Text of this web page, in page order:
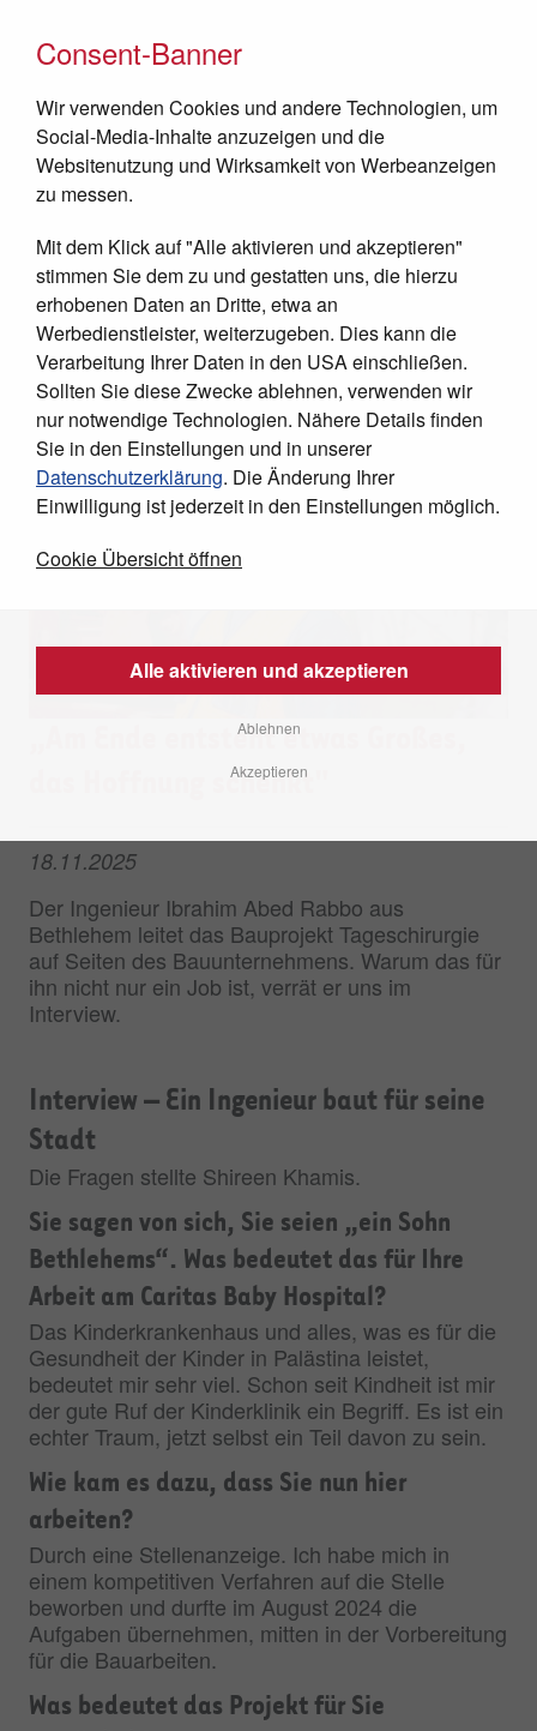
JETZT SPENDEN
„Am Ende entsteht etwas Großes,
das Hoffnung schenkt"
18.11.2025
Der Ingenieur Ibrahim Abed Rabbo aus
Bethlehem leitet das Bauprojekt Tageschirurgie
auf Seiten des Bauunternehmens. Warum das für
ihn nicht nur ein Job ist, verrät er uns im
Interview.
Interview – Ein Ingenieur baut für seine
Stadt
Die Fragen stellte Shireen Khamis.
Sie sagen von sich, Sie seien „ein Sohn
Bethlehems“. Was bedeutet das für Ihre
Arbeit am Caritas Baby Hospital?
Das Kinderkrankenhaus und alles, was es für die
Gesundheit der Kinder in Palästina leistet,
bedeutet mir sehr viel. Schon seit Kindheit ist mir
der gute Ruf der Kinderklinik ein Begriff. Es ist ein
echter Traum, jetzt selbst ein Teil davon zu sein.
Wie kam es dazu, dass Sie nun hier
arbeiten?
Durch eine Stellenanzeige. Ich habe mich in
einem kompetitiven Verfahren auf die Stelle
beworben und durfte im August 2024 die
Aufgaben übernehmen, mitten in der Vorbereitung
für die Bauarbeiten.
Was bedeutet das Projekt für Sie
Consent-Banner
Wir verwenden Cookies und andere Technologien, um
Social-Media-Inhalte anzuzeigen und die
Websitenutzung und Wirksamkeit von Werbeanzeigen
zu messen.
Mit dem Klick auf "Alle aktivieren und akzeptieren"
stimmen Sie dem zu und gestatten uns, die hierzu
erhobenen Daten an Dritte, etwa an
Werbedienstleister, weiterzugeben. Dies kann die
Verarbeitung Ihrer Daten in den USA einschließen.
Sollten Sie diese Zwecke ablehnen, verwenden wir
nur notwendige Technologien. Nähere Details finden
Sie in den Einstellungen und in unserer
Datenschutzerklärung. Die Änderung Ihrer
Einwilligung ist jederzeit in den Einstellungen möglich.
Cookie Übersicht öffnen
Ablehnen
Akzeptieren
Alle aktivieren und akzeptieren